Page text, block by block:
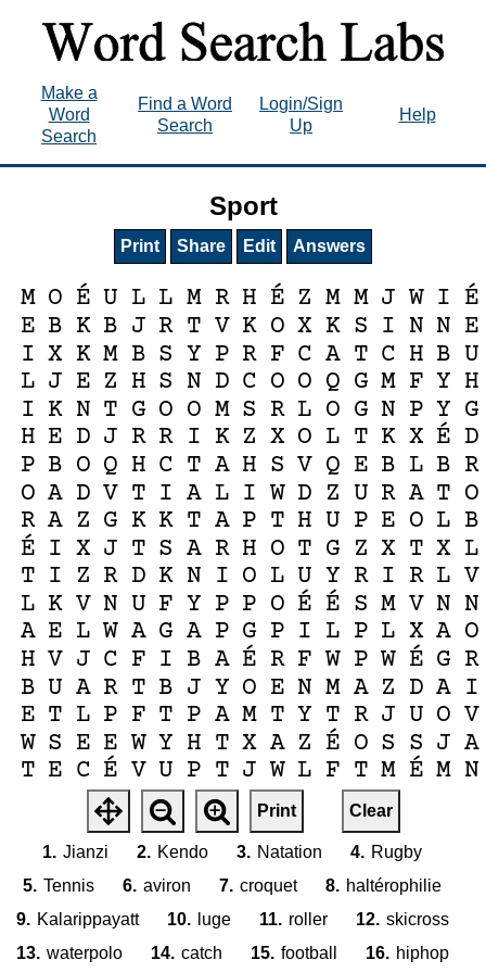
Make a
Word
Search
Find a Word
Search
Login/Sign
Up
Help
Sport
Print Share Edit Answers
M O É U L L M R H É Z M M J W I É
E B K B J R T V K O X K S I N N E
I X K M B S Y P R F C A T C H B U
L J E Z H S N D C O O Q G M F Y H
I K N T G O O M S R L O G N P Y G
H E D J R R I K Z X O L T K X É D
P B O Q H C T A H S V Q E B L B R
O A D V T I A L I W D Z U R A T O
R A Z G K K T A P T H U P E O L B
É I X J T S A R H O T G Z X T X L
T I Z R D K N I O L U Y R I R L V
L K V N U F Y P P O É É S M V N N
A E L W A G A P G P I L P L X A O
H V J C F I B A É R F W P W É G R
B U A R T B J Y O E N M A Z D A I
E T L P F T P A M T Y T R J U O V
W S E E W Y H T X A Z É O S S J A
T E C É V U P T J W L F T M É M N
Print Clear
1. Jianzi 2. Kendo 3. Natation 4. Rugby
5. Tennis 6. aviron 7. croquet 8. haltérophilie
9. Kalarippayatt 10. luge 11. roller 12. skicross
13. waterpolo 14. catch 15. football 16. hiphop